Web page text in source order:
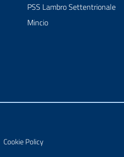
PSS Lambro Settentrionale
Mincio
Cookie Policy